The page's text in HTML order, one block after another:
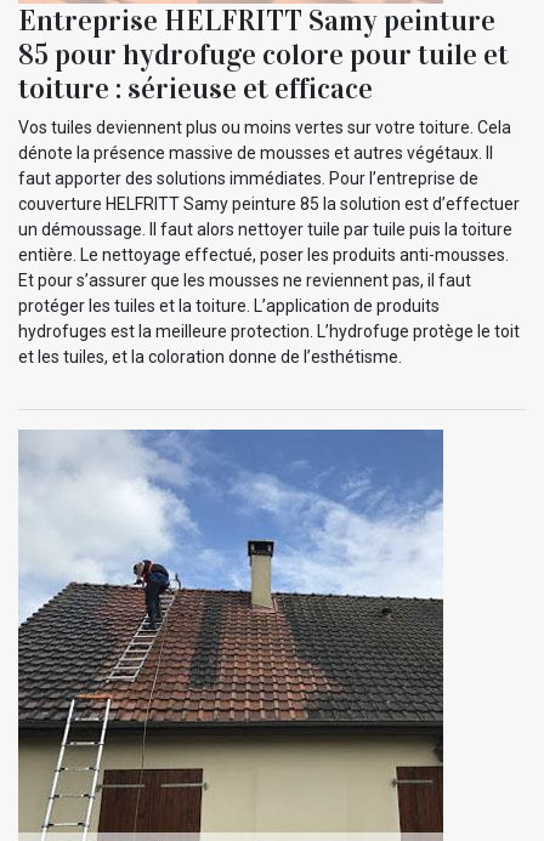
Entreprise HELFRITT Samy peinture
85 pour hydrofuge colore pour tuile et
toiture : sérieuse et efficace
Vos tuiles deviennent plus ou moins vertes sur votre toiture. Cela
dénote la présence massive de mousses et autres végétaux. Il
faut apporter des solutions immédiates. Pour l’entreprise de
couverture HELFRITT Samy peinture 85 la solution est d’effectuer
un démoussage. Il faut alors nettoyer tuile par tuile puis la toiture
entière. Le nettoyage effectué, poser les produits anti-mousses.
Et pour s’assurer que les mousses ne reviennent pas, il faut
protéger les tuiles et la toiture. L’application de produits
hydrofuges est la meilleure protection. L’hydrofuge protège le toit
et les tuiles, et la coloration donne de l’esthétisme.